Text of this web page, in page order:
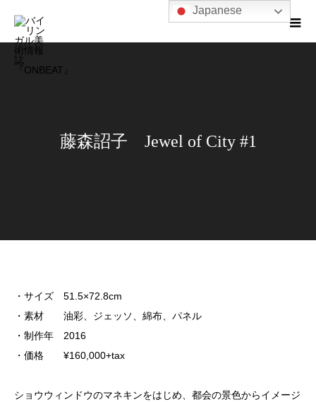
藤森詔子 Jewel of City #1
・サイズ 51.5×72.8cm
・素材 油彩、ジェッソ、綿布、パネル
・制作年 2016
・価格 ¥160,000+tax
ショウウィンドウのマネキンをはじめ、都会の景色からイメージ
Japanese